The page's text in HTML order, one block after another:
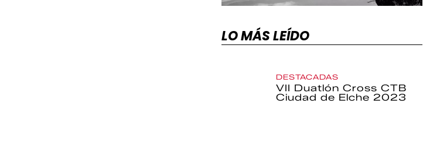
LO MÁS LEÍDO
DESTACADAS
VII Duatlón Cross CTB
Ciudad de Elche 2023